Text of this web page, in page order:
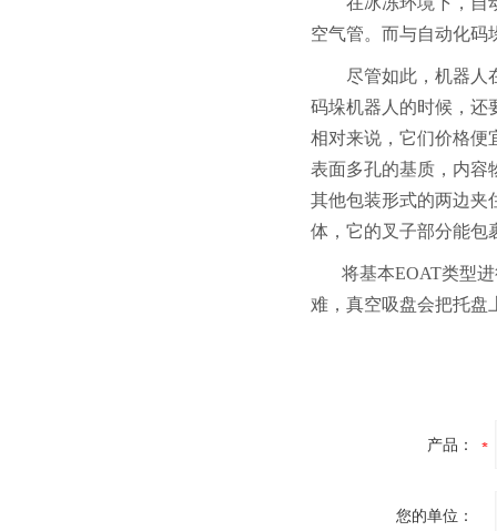
空气管。而与自动化码
尽管如此，机器人
码垛机器人的时候，还
相对来说，它们价格便
表面多孔的基质，内容
其他包装形式的两边夹
体，它的叉子部分能包
将基本EOAT类型
难，真空吸盘会把托盘
产品：
您的单位：